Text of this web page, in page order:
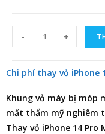
- +
Chi phí thay vỏ iPhone
Khung vỏ máy bị móp
mất thẩm mỹ nghiêm
Thay vỏ iPhone 14 Pro